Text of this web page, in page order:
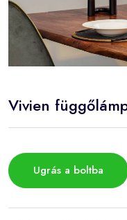
Vivien
Ugrás a boltba